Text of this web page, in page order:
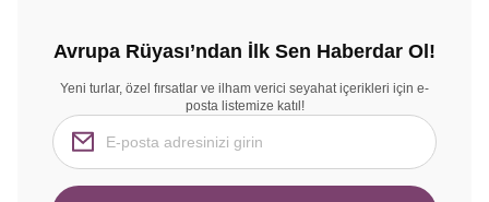
Avrupa Rüyası’ndan İlk Sen Haberdar Ol!
Yeni turlar, özel fırsatlar ve ilham verici seyahat içerikleri için e-
posta listemize katıl!